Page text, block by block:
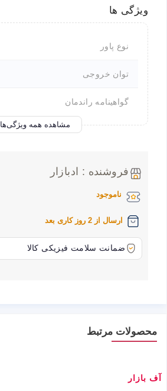
ویژگی ها
نوع پاور
توان خروجی
گواهینامه راندمان
مشاهده همه ویژگی‌ها
فروشنده : ادبازار
ناموجود
ارسال از 2 روز کاری بعد
ضمانت سلامت فیزیکی کالا
محصولات مرتبط
آف بازار